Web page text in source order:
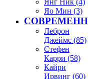
Яо Мин (3)
Леброн
Джеймс (85)
Стефен
Карри (58)
Кайри
Ирвинг (60)